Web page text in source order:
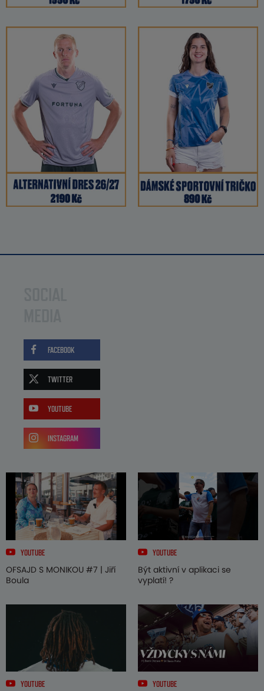
FACEBOOK
TWITTER
YOUTUBE
INSTAGRAM
YOUTUBE
OFSAJD S MONIKOU #7 | Jiří
Boula
YOUTUBE
Být aktivní v aplikaci se
vyplatí! ?
YOUTUBE YOUTUBE